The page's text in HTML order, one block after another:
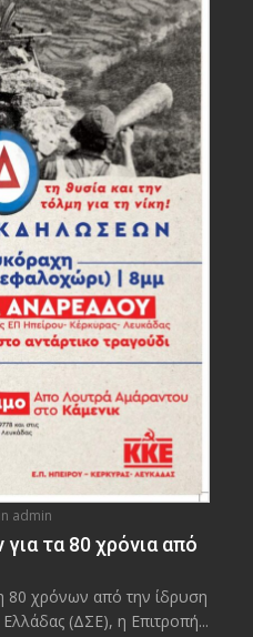
admin
τα 80 χρόνια από
χρόνων από την ίδρυση
(ΔΣΕ), η Επιτροπή...